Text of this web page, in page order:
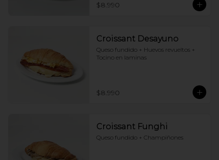
$8.990
Croissant Desayuno
Queso fundido + Huevos revueltos +
Tocino en laminas
$8.990
Croissant Funghi
Queso fundido + Champiñones